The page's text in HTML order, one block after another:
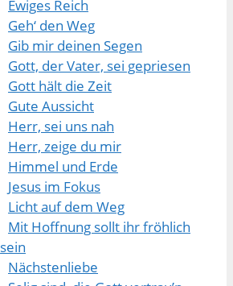
Ewiges Reich
Geh‘ den Weg
Gib mir deinen Segen
Gott, der Vater, sei gepriesen
Gott hält die Zeit
Gute Aussicht
Herr, sei uns nah
Herr, zeige du mir
Himmel und Erde
Jesus im Fokus
Licht auf dem Weg
Mit Hoffnung sollt ihr fröhlich
sein
Nächstenliebe